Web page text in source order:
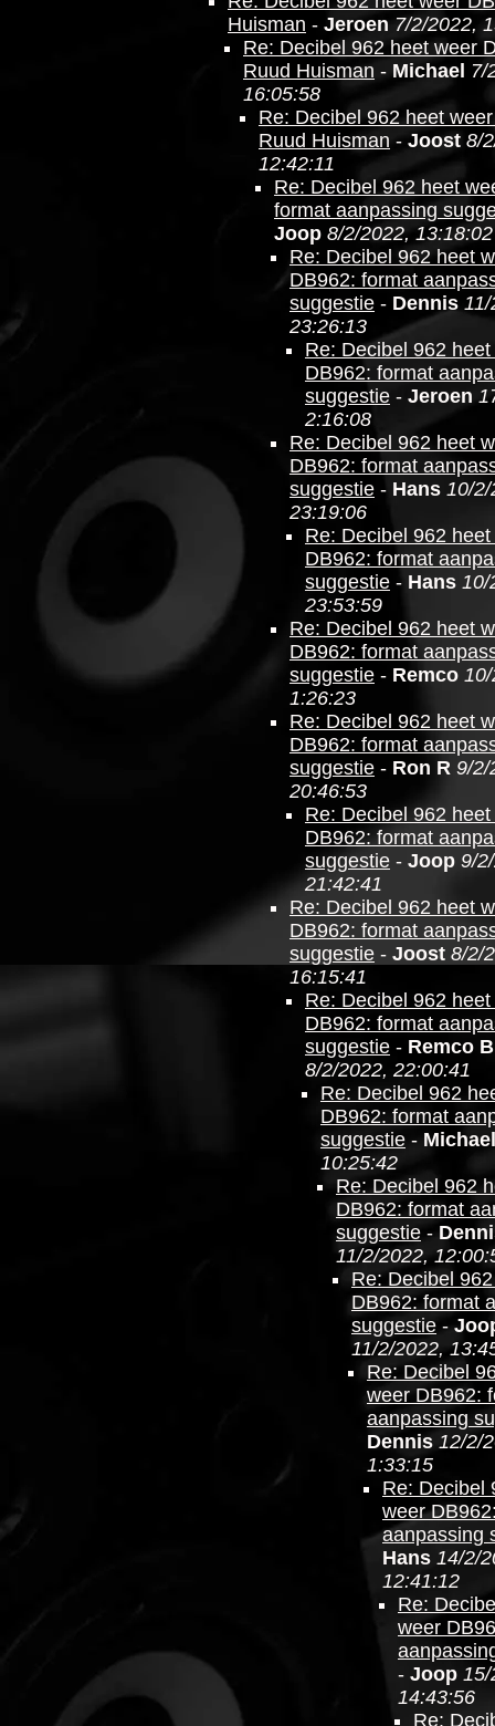
Huisman - Jeroen 7/2/2022,
Re: Decibel 962 heet weer
Ruud Huisman - Michael 7/
16:05:58
Re: Decibel 962 heet
Ruud Huisman - Joost 8/
12:42:11
Re: Decibel 962 heet
format aanpassing
Joop 8/2/2022, 13:18:02
Re: Decibel 962 heet
DB962: format
suggestie - Dennis
23:26:13
Re: Decibel 962
DB962: format
suggestie - Jeroen
2:16:08
Re: Decibel 962 heet
DB962: format
suggestie - Hans 10/2/
23:19:06
Re: Decibel 962
DB962: format
suggestie - Hans 10/
23:53:59
Re: Decibel 962 heet
DB962: format
suggestie - Remco
1:26:23
Re: Decibel 962 heet
DB962: format
suggestie - Ron R 9/2/
20:46:53
Re: Decibel 962
DB962: format
suggestie - Joop 9/
21:42:41
Re: Decibel 962 heet
DB962: format
suggestie - Joost 8/2/
16:15:41
Re: Decibel 962
DB962: format
suggestie - Remco
8/2/2022, 22:00:41
Re: Decibel 962
DB962: format
suggestie - Michael
10:25:42
Re: Decibel 962
DB962: format
suggestie -
11/2/2022,
Re: Decibel
DB962: format
suggestie -
11/2/2022,
Re: Decibel
weer DB962:
aanpassing
Dennis 12/2/
1:33:15
Re: Decibel
weer
aanpassing
Hans 14/2/
12:41:12
Re:
weer
- Joop 15/
14:43:56
Re: